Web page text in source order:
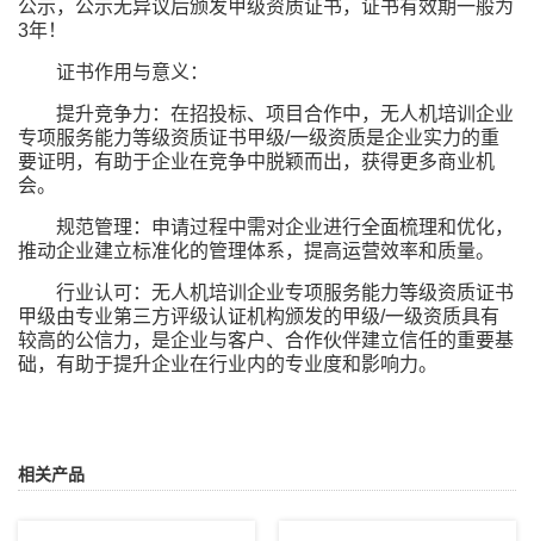
公示，公示无异议后颁发甲级资质证书，证书有效期一般为
3年！
证书作用与意义：
提升竞争力：在招投标、项目合作中，无人机培训企业
专项服务能力等级资质证书甲级/一级资质是企业实力的重
要证明，有助于企业在竞争中脱颖而出，获得更多商业机
会。
规范管理：申请过程中需对企业进行全面梳理和优化，
推动企业建立标准化的管理体系，提高运营效率和质量。
行业认可：无人机培训企业专项服务能力等级资质证书
甲级由专业第三方评级认证机构颁发的甲级/一级资质具有
较高的公信力，是企业与客户、合作伙伴建立信任的重要基
础，有助于提升企业在行业内的专业度和影响力。
相关产品